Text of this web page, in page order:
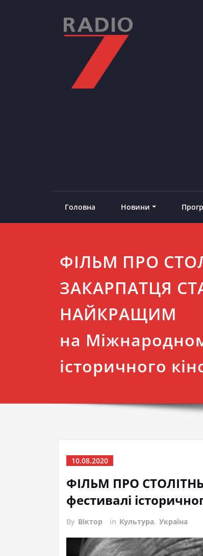
Головна Новини
ФІЛЬМ ПРО
ЗАКАРПАТЦЯ
НАЙКРАЩИМ
на
історичного
10.08.2020
ФІЛЬМ ПРО
фестивалі
By Віктор in Культура, Україна